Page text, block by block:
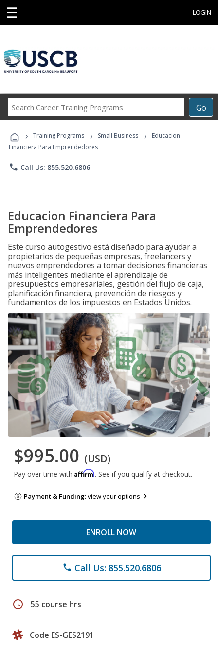
☰ LOGIN
Go
Career
Programs
› Training Programs › Small Business ›
Educacion
Financiera Para Emprendedores
phone Call Us: 855.520.6806
Educacion Financiera Para
Emprendedores
Este curso autogestivo está diseñado para ayudar a
propietarios de pequeñas empresas, freelancers y
nuevos emprendedores a tomar decisiones financieras
más inteligentes mediante el aprendizaje de
presupuestos empresariales, gestión del flujo de caja,
planificación financiera, prevención de riesgos y
fundamentos de los impuestos en Estados Unidos.
$995.00 (USD)
Pay over time with Affirm. See if you qualify at checkout.
Payment & Funding:view your options
ENROLL NOW
phone Call Us: 855.520.6806
schedule 55 course hrs
Code ES-GES2191